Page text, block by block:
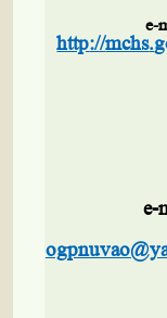
e-
http://mchs.
e-